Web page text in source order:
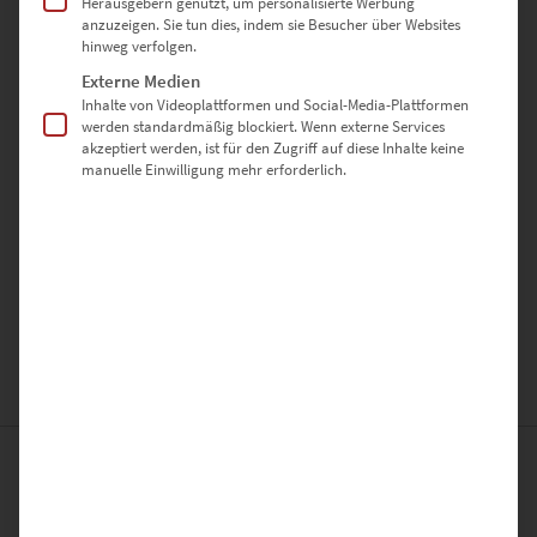
anzuzeigen. Sie tun dies, indem sie Besucher über Websites
hinweg verfolgen.
Externe Medien
Inhalte von Videoplattformen und Social-Media-Plattformen
werden standardmäßig blockiert. Wenn externe Services
akzeptiert werden, ist für den Zugriff auf diese Inhalte keine
manuelle Einwilligung mehr erforderlich.